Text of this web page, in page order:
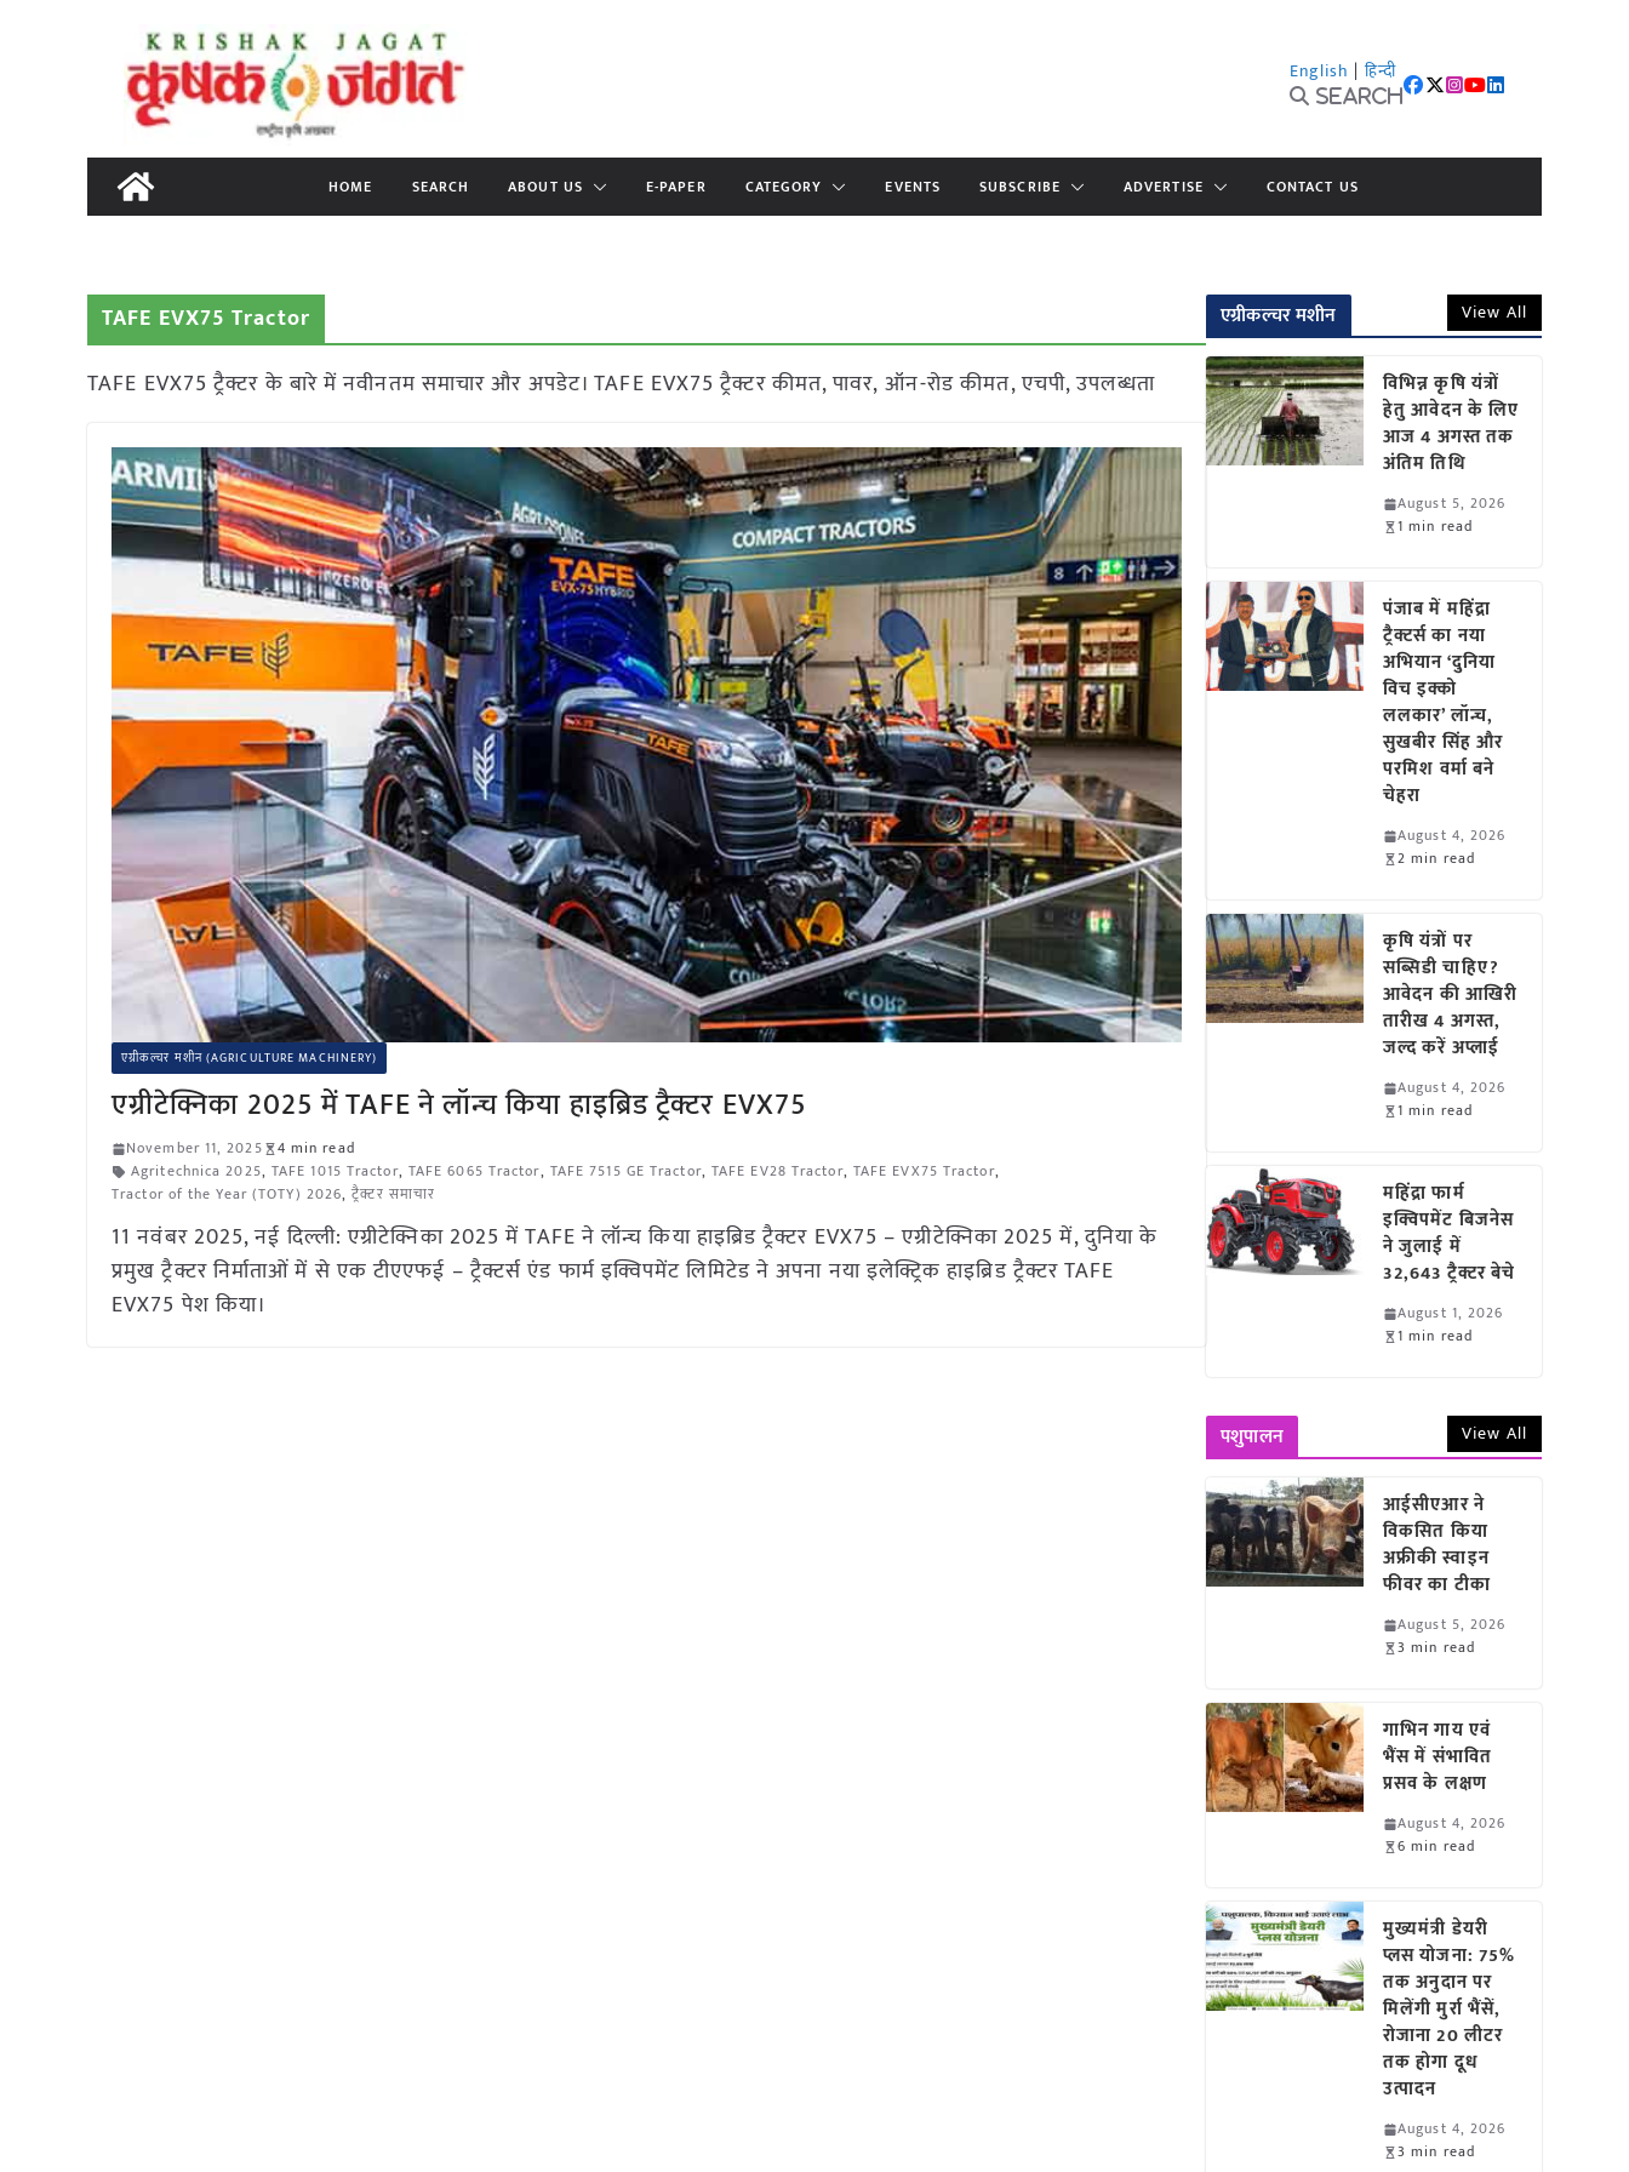
content
English | हिन्दी
Search
HOME SEARCH ABOUT US E-PAPER CATEGORY EVENTS SUBSCRIBE ADVERTISE CONTACT US
TAFE EVX75 Tractor
TAFE EVX75 ट्रैक्टर के बारे में नवीनतम समाचार और अपडेट। TAFE EVX75 ट्रैक्टर कीमत, पावर, ऑन-रोड कीमत, एचपी, उपलब्धता
एग्रीकल्चर मशीन (AGRICULTURE MACHINERY)
एग्रीटेक्निका 2025 में TAFE ने लॉन्च किया हाइब्रिड ट्रैक्टर EVX75
November 11, 2025
4 min read
Agritechnica 2025, TAFE 1015 Tractor, TAFE 6065 Tractor, TAFE 7515 GE Tractor, TAFE EV28 Tractor, TAFE EVX75 Tractor,
Tractor of the Year (TOTY) 2026,ट्रैक्टर समाचार
11 नवंबर 2025, नई दिल्ली: एग्रीटेक्निका 2025 में TAFE ने लॉन्च किया हाइब्रिड ट्रैक्टर EVX75 – एग्रीटेक्निका 2025 में, दुनिया के
प्रमुख ट्रैक्टर निर्माताओं में से एक टीएएफई – ट्रैक्टर्स एंड फार्म इक्विपमेंट लिमिटेड ने अपना नया इलेक्ट्रिक हाइब्रिड ट्रैक्टर TAFE
EVX75 पेश किया।
एग्रीकल्चर मशीन View All
विभिन्न कृषि यंत्रों
हेतु आवेदन के लिए
आज 4 अगस्त तक
अंतिम तिथि
August 5, 2026
1 min read
पंजाब में महिंद्रा
ट्रैक्टर्स का नया
अभियान ‘दुनिया
विच इक्को
ललकार’ लॉन्च,
सुखबीर सिंह और
परमिश वर्मा बने
चेहरा
August 4, 2026
2 min read
कृषि यंत्रों पर
सब्सिडी चाहिए?
आवेदन की आखिरी
तारीख 4 अगस्त,
जल्द करें अप्लाई
August 4, 2026
1 min read
महिंद्रा फार्म
इक्विपमेंट बिजनेस
ने जुलाई में
32,643 ट्रैक्टर बेचे
August 1, 2026
1 min read
पशुपालन View All
आईसीएआर ने
विकसित किया
अफ्रीकी स्वाइन
फीवर का टीका
August 5, 2026
3 min read
गाभिन गाय एवं
भैंस में संभावित
प्रसव के लक्षण
August 4, 2026
6 min read
मुख्यमंत्री डेयरी
प्लस योजना: 75%
तक अनुदान पर
मिलेंगी मुर्रा भैंसें,
रोजाना 20 लीटर
तक होगा दूध
उत्पादन
August 4, 2026
3 min read